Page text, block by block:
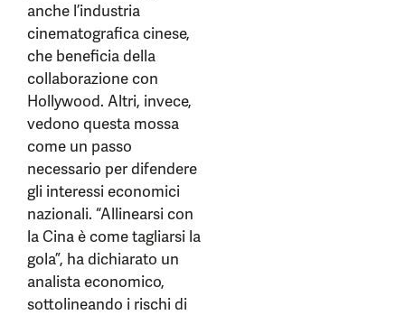
anche l’industria
cinematografica cinese,
che beneficia della
collaborazione con
Hollywood. Altri, invece,
vedono questa mossa
come un passo
necessario per difendere
gli interessi economici
nazionali. “Allinearsi con
la Cina è come tagliarsi la
gola”, ha dichiarato un
analista economico,
sottolineando i rischi di